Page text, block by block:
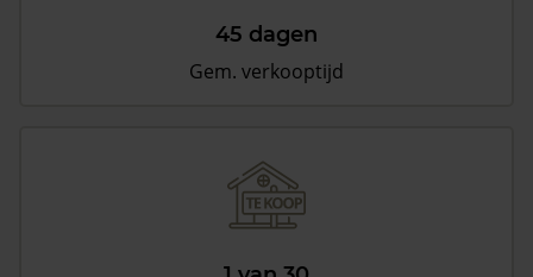
45 dagen
Gem. verkooptijd